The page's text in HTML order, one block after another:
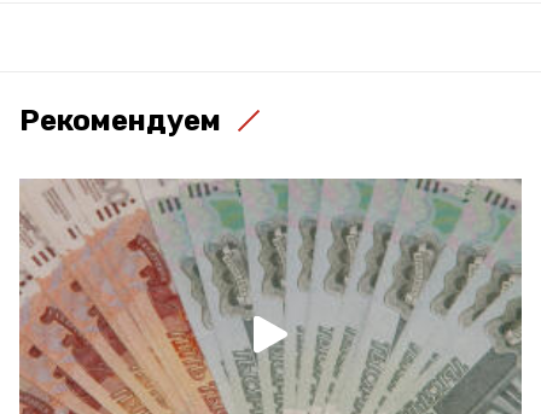
Рекомендуем